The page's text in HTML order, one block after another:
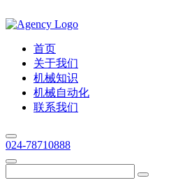
首页
关于我们
机械知识
机械自动化
联系我们
024-78710888